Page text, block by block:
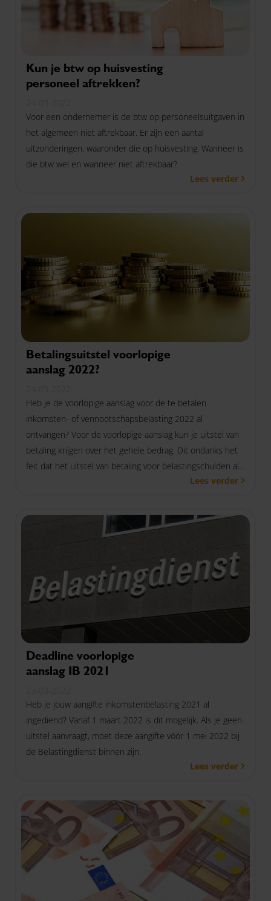
Kun je btw op huisvesting
personeel aftrekken?
Voor een ondernemer is de btw op personeelsuitgaven in
het algemeen niet aftrekbaar. Er zijn een aantal
uitzonderingen, waaronder die op huisvesting. Wanneer is
die btw wel en wanneer niet aftrekbaar?
Lees verder
Betalingsuitstel voorlopige
aanslag 2022?
Heb je de voorlopige aanslag voor de te betalen
inkomsten- of vennootschapsbelasting 2022 al
ontvangen? Voor de voorlopige aanslag kun je uitstel van
betaling krijgen over het gehele bedrag. Dit ondanks het
feit dat het uitstel van betaling voor belastingschulden als
steunmaatregel vanaf 1 april 2022 wordt beëindigd.
Lees verder
Deadline voorlopige
aanslag IB 2021
Heb je jouw aangifte inkomstenbelasting 2021 al
ingediend? Vanaf 1 maart 2022 is dit mogelijk. Als je geen
uitstel aanvraagt, moet deze aangifte vóór 1 mei 2022 bij
de Belastingdienst binnen zijn.
Lees verder